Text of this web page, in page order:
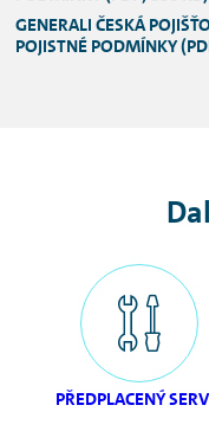
dostupnější variantu
kombinace rizik.
GENERALI ČESKÁ
POJISTNÉ PODMÍNKY
PŘEDPLACENÝ